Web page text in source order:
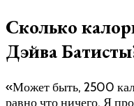
Сколько
Дэйва
«Может быть, 2500
равно что ничего. Я